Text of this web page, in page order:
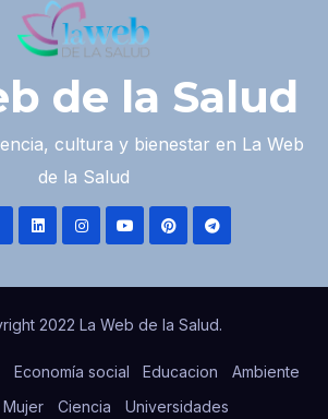
de la Salud
cultura y bienestar en La Web
de la Salud
2022 La Web de la Salud.
Economía social Educacion
Ambiente
Mujer Ciencia Universidades